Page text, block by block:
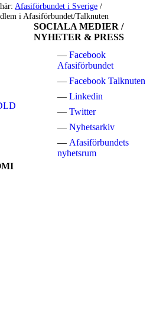
Afasiförbundet i Sverige /
i Afasiförbundet/Talknuten
SOCIALA MEDIER /
NYHETER & PRESS
Facebook
Afasiförbundet
Facebook Talknuten
Linkedin
Twitter
Nyhetsarkiv
Afasiförbundets
nyhetsrum